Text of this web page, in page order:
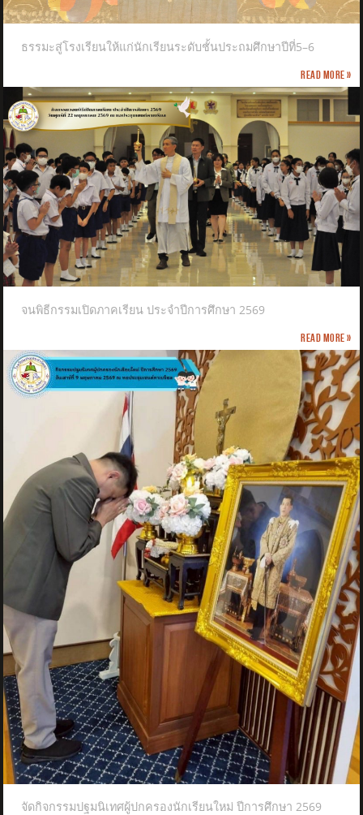
ธรรมะสู่โรงเรียนให้แก่นักเรียนระดับชั้นประถมศึกษาปีที่5–6
Read more »
จนพิธีกรรมเปิดภาคเรียน ประจำปีการศึกษา 2569
Read more »
จัดกิจกรรมปฐมนิเทศผู้ปกครองนักเรียนใหม่ ปีการศึกษา 2569